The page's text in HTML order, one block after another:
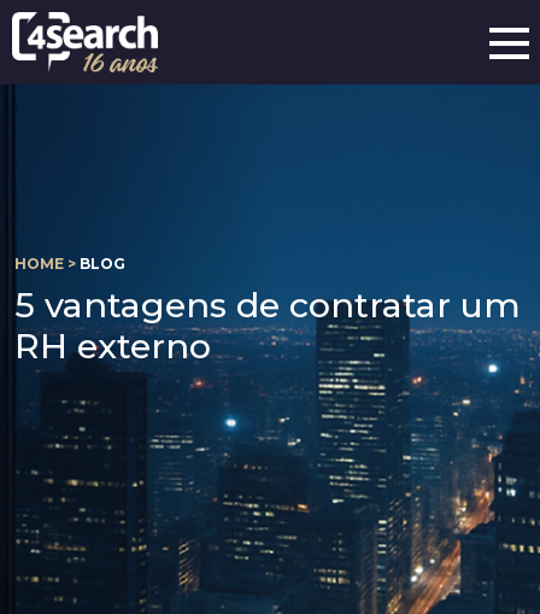
HOME > BLOG
5 vantagens de contratar um
RH externo